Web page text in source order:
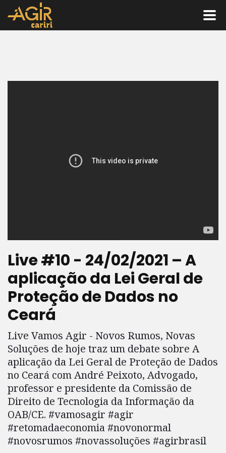
Live #10 - 24/02/2021 – A
aplicação da Lei Geral de
Proteção de Dados no
Ceará
Live Vamos Agir - Novos Rumos, Novas
Soluções de hoje traz um debate sobre A
aplicação da Lei Geral de Proteção de Dados
no Ceará com André Peixoto, Advogado,
professor e presidente da Comissão de
Direito de Tecnologia da Informação da
OAB/CE. #vamosagir #agir
#retomadaeconomia #novonormal
#novosrumos #novassoluções #agirbrasil